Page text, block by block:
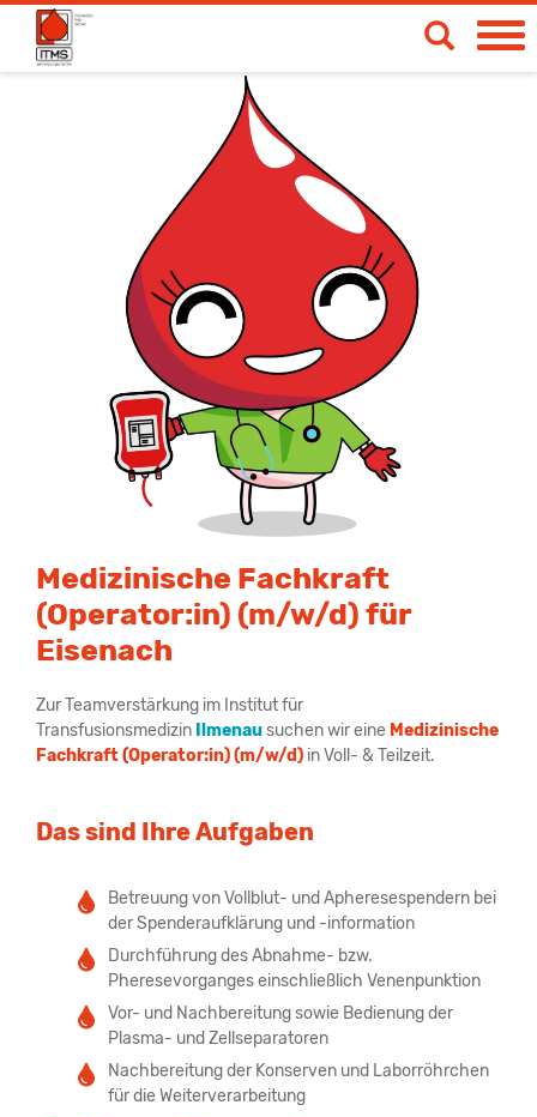
Medizinische Produkte
News & Aktionen
Medizinische Fachkraft
(Operator:in) (m/w/d) für
Eisenach
Zur Teamverstärkung im Institut für
Transfusionsmedizin
Ilmenausuchen wir eine Medizinische
Fachkraft(Operator:in) (m/w/d) in Voll- & Teilzeit.
Das sind Ihre Aufgaben
Betreuung von Vollblut- und Apheresespendern bei
der Spenderaufklärung und -information
Durchführung des Abnahme- bzw.
Pheresevorganges einschließlich Venenpunktion
Vor- und Nachbereitung sowie Bedienung der
Plasma- und Zellseparatoren
Nachbereitung der Konserven und Laborröhrchen
für die Weiterverarbeitung